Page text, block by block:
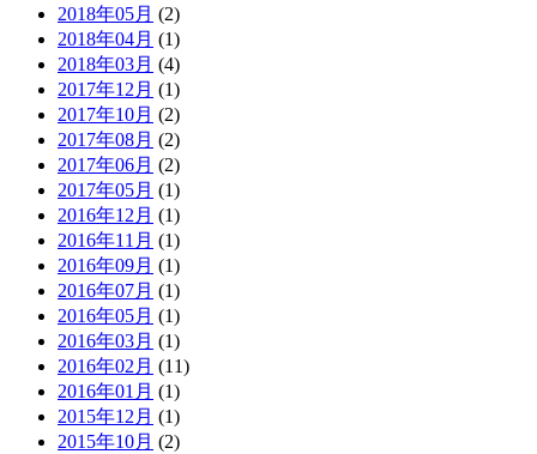
2018年05月 (2)
2018年04月 (1)
2018年03月 (4)
2017年12月 (1)
2017年10月 (2)
2017年08月 (2)
2017年06月 (2)
2017年05月 (1)
2016年12月 (1)
2016年11月 (1)
2016年09月 (1)
2016年07月 (1)
2016年05月 (1)
2016年03月 (1)
2016年02月 (11)
2016年01月 (1)
2015年12月 (1)
2015年10月 (2)